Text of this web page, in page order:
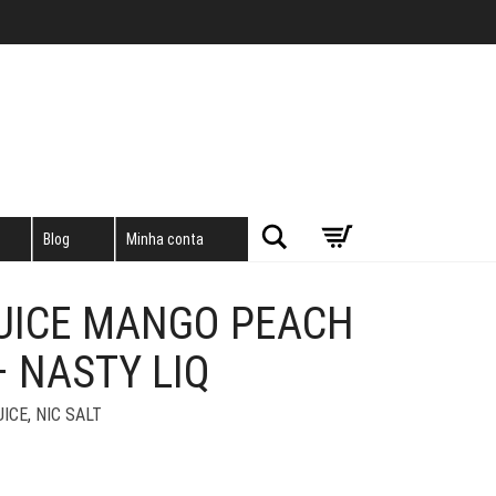
Blog Minha conta Pesquisar
MANGO PEACH
NASTY LIQ
, NIC SALT